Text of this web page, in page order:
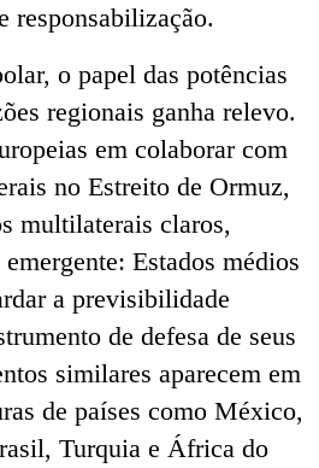
responsabilização.
o papel das potências
regionais ganha relevo.
em colaborar com
no Estreito de Ormuz,
multilaterais claros,
Estados médios
a previsibilidade
de defesa de seus
similares aparecem em
de países como México,
Turquia e África do